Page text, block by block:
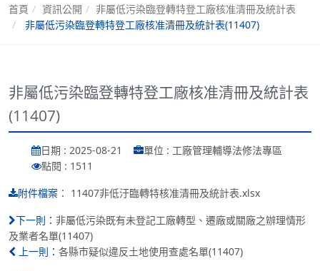
首頁 資訊公開
非屬低污染臨登轉特登工廠核准清冊及統計表
非屬低污染臨登轉特登工廠核准清冊及統計表(11407)
非屬低污染臨登轉特登工廠核准清冊及統計表
(11407)
日期 : 2025-08-21
單位 : 工廠管理輔導法修法專區
點閱 : 1511
附件檔案 ： 11407非低汙臨轉特核准清冊及統計表.xlsx
下一則： 非屬低污染既有未登記工廠轉型、遷廠或關廠之辦理情形
及業者名單(11407)
上一則： 各縣市疑似違反土地使用查處名單(11407)